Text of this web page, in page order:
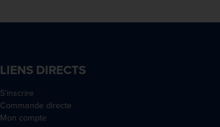
LIENS DIRECTS
S'inscrire
Commande directe
Mon compte